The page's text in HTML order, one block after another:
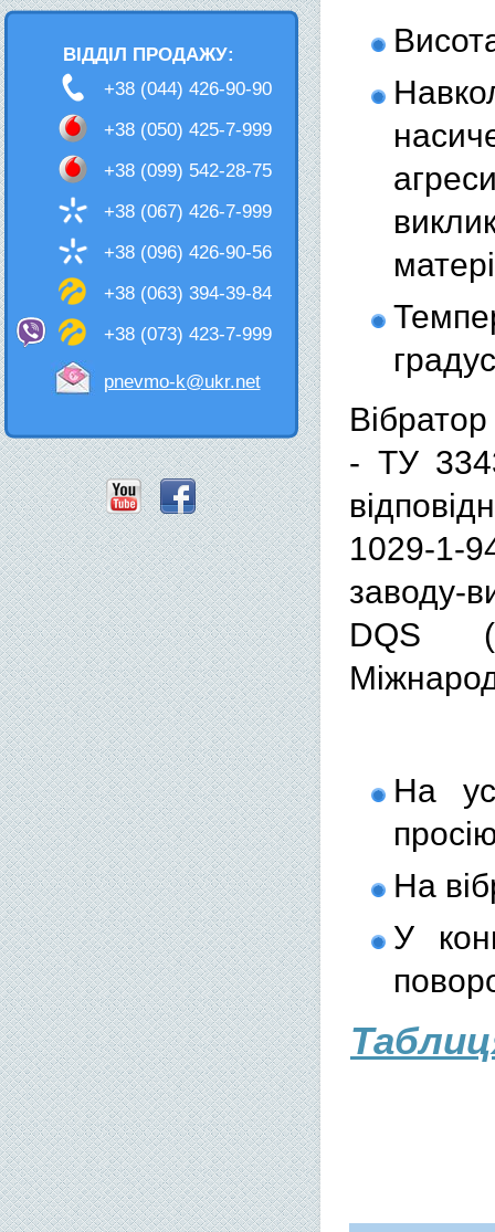
ВІДДІЛ ПРОДАЖУ:
+38 (044) 426-90-90
+38 (050) 425-7-999
+38 (099) 542-28-75
+38 (067) 426-7-999
+38 (096) 426-90-56
+38 (063) 394-39-84
+38 (073) 423-7-999
pnevmo-k@ukr.net
- ТУ
1029-1-
заводу-
DQS
На
На
У